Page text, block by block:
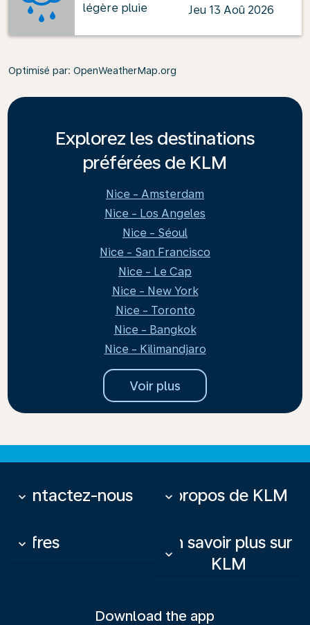
légère pluie
Jeu 13 Aoû 2026
Optimisé par: OpenWeatherMap.org
Explorez les destinations
préférées de KLM
Nice - Amsterdam
Nice - Los Angeles
Nice - Séoul
Nice - San Francisco
Nice - Le Cap
Nice - New York
Nice - Toronto
Nice - Bangkok
Nice - Kilimandjaro
Voir plus
Contactez-nous
keyboard_arrow_down À propos de KLM
keyboard_arrow_down
Offres
keyboard_arrow_down
En savoir plus sur
KLM
keyboard_arrow_down
Download the app